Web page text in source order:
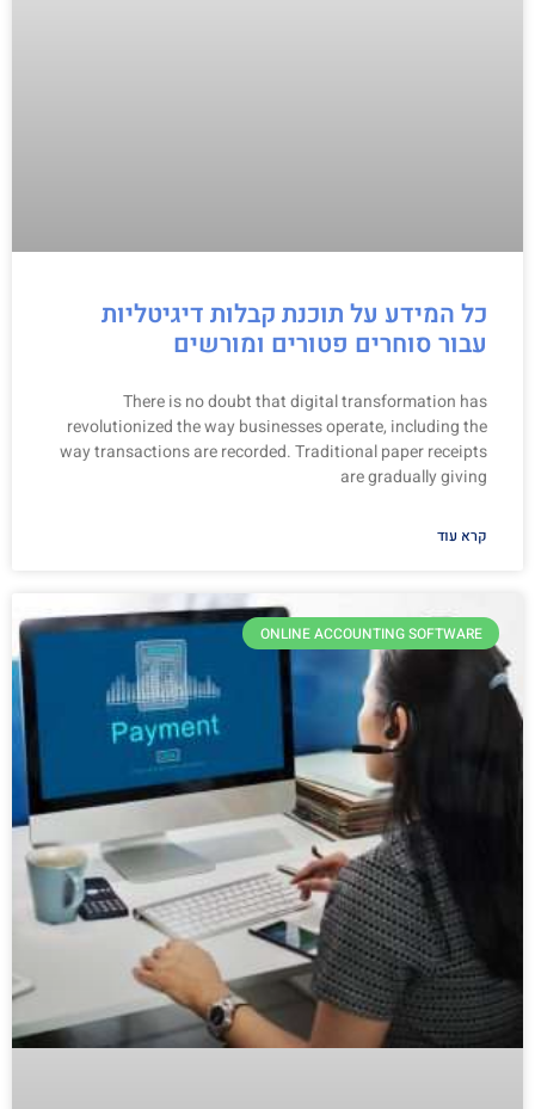
כל המידע על תוכנת קבלות דיגיטליות
עבור סוחרים פטורים ומורשים
There is no doubt that digital transformation has
revolutionized the way businesses operate, including the
way transactions are recorded. Traditional paper receipts
are gradually giving
קרא עוד
ONLINE ACCOUNTING SOFTWARE